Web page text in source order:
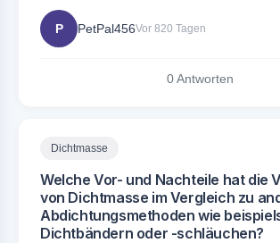
P PetPal456Vor 820 Tagen
0 Antworten
Dichtmasse
Welche Vor- und Nachteile hat die
von Dichtmasse im Vergleich zu
Abdichtungsmethoden wie
Dichtbändern oder -schläuchen?